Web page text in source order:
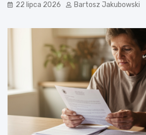
22 lipca 2026 Bartosz Jakubowski